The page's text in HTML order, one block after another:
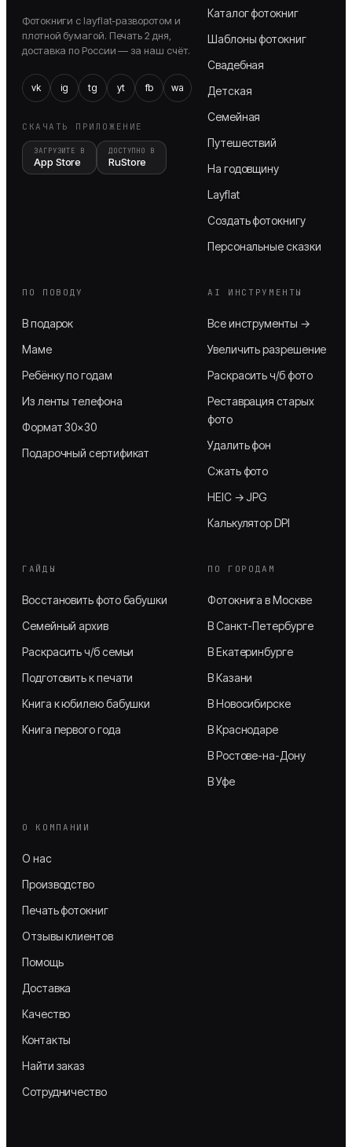
Фотокниги с layflat-разворотом и
плотной бумагой. Печать 2 дня,
доставка по России — за наш счёт.
vk ig tg yt fb wa
СКАЧАТЬ ПРИЛОЖЕНИЕ
ЗАГРУЗИТЕ В
App Store
ДОСТУПНО В
RuStore
Каталог фотокниг
Шаблоны фотокниг
Свадебная
Детская
Семейная
Путешествий
На годовщину
Layflat
Создать фотокнигу
Персональные сказки
ПО ПОВОДУ
В подарок
Маме
Ребёнку по годам
Из ленты телефона
Формат 30×30
Подарочный сертификат
AI ИНСТРУМЕНТЫ
Все инструменты →
Увеличить разрешение
Раскрасить ч/б фото
Реставрация старых
фото
Удалить фон
Сжать фото
HEIC → JPG
Калькулятор DPI
ГАЙДЫ
Восстановить фото бабушки
Семейный архив
Раскрасить ч/б семьи
Подготовить к печати
Книга к юбилею бабушки
Книга первого года
ПО ГОРОДАМ
Фотокнига в Москве
В Санкт-Петербурге
В Екатеринбурге
В Казани
В Новосибирске
В Краснодаре
В Ростове-на-Дону
В Уфе
О КОМПАНИИ
О нас
Производство
Печать фотокниг
Отзывы клиентов
Помощь
Доставка
Качество
Контакты
Найти заказ
Сотрудничество